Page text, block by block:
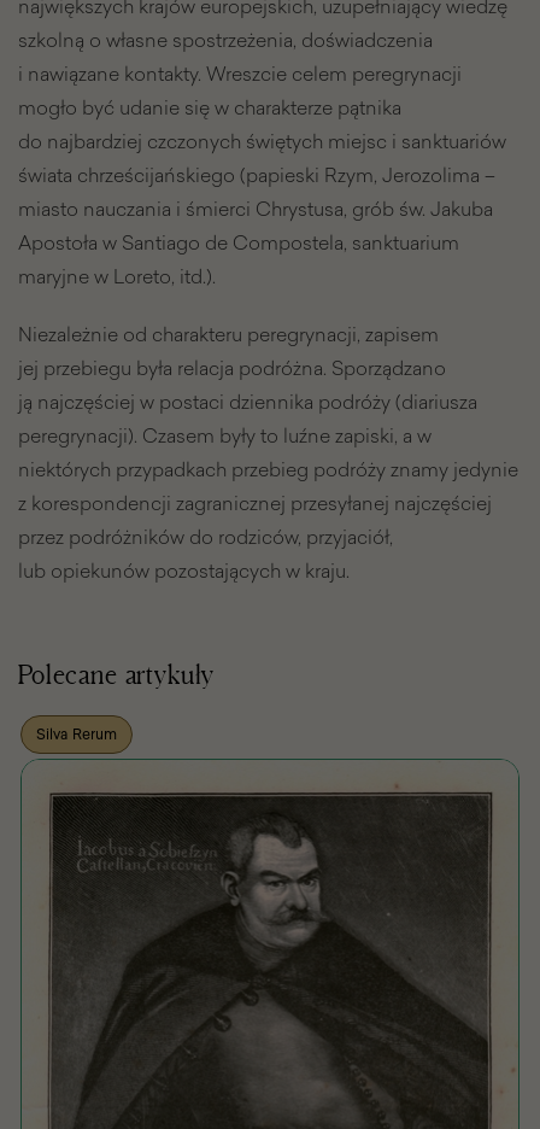
największych krajów europejskich, uzupełniający wiedzę
szkolną o własne spostrzeżenia, doświadczenia
i nawiązane kontakty. Wreszcie celem peregrynacji
mogło być udanie się w charakterze pątnika
do najbardziej czczonych świętych miejsc i sanktuariów
świata chrześcijańskiego (papieski Rzym, Jerozolima –
miasto nauczania i śmierci Chrystusa, grób św. Jakuba
Apostoła w Santiago de Compostela, sanktuarium
maryjne w Loreto, itd.).
Niezależnie od charakteru peregrynacji, zapisem
jej przebiegu była relacja podróżna. Sporządzano
ją najczęściej w postaci dziennika podróży (diariusza
peregrynacji). Czasem były to luźne zapiski, a w
niektórych przypadkach przebieg podróży znamy jedynie
z korespondencji zagranicznej przesyłanej najczęściej
przez podróżników do rodziców, przyjaciół,
lub opiekunów pozostających w kraju.
Polecane artykuły
Silva Rerum